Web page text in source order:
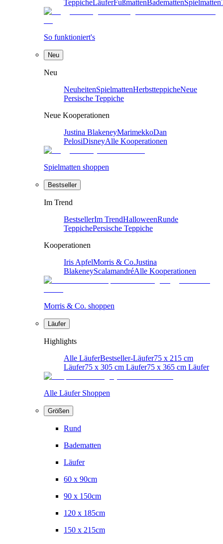
TeppicheLäuferFußmattenBademattenSpielmatten
So funktioniert's
Neu
Neu
NeuheitenSpielmattenHerbstteppicheNeue
Persische Teppiche
Neue Kooperationen
Justina BlakeneyMarimekkoDan
PelosiDisneyAlle Kooperationen
Spielmatten shoppen
Bestseller
Im Trend
BestsellerIm TrendHalloweenRunde
TeppichePersische Teppiche
Kooperationen
Iris ApfelMorris & Co.Justina
BlakeneyScalamandréAlle Kooperationen
Morris & Co. shoppen
Läufer
Highlights
Alle LäuferBestseller-Läufer75 x 215 cm
Läufer75 x 305 cm Läufer75 x 365 cm Läufer
Alle Läufer Shoppen
Größen
Rund
Badematten
Läufer
60 x 90cm
90 x 150cm
120 x 185cm
150 x 215cm